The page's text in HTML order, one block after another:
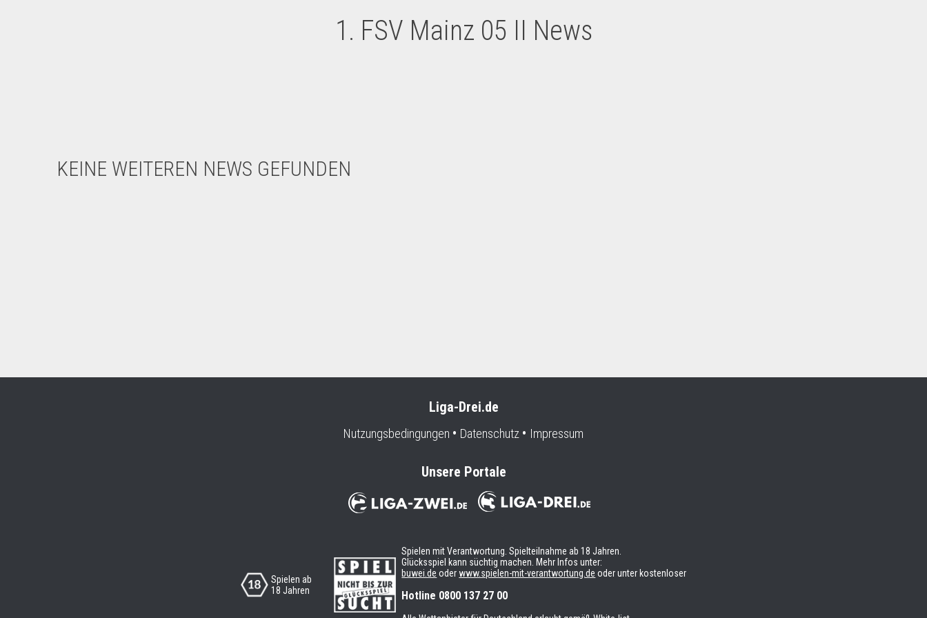
1. FSV Mainz 05 II News
KEINE WEITEREN NEWS GEFUNDEN
Liga-Drei.de
Nutzungsbedingungen Datenschutz Impressum
Unsere Portale
Spielen ab
18 Jahren
Spielen mit Verantwortung. Spielteilnahme ab 18 Jahren.
Glücksspiel kann süchtig machen. Mehr Infos unter:
buwei.de oderwww.spielen-mit-verantwortung.de oder unter kostenloser
Hotline 0800 137 27 00